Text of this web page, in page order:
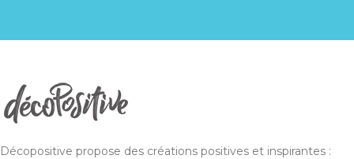
Décopositive propose des créations positives et inspirantes :